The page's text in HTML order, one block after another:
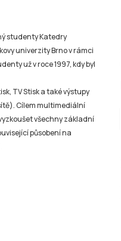
studenty Katedry
univerzity Brno v rámci
už v roce 1997, kdy byl
TV Stisk a také výstupy
Cílem multimediální
všechny základní
působení na